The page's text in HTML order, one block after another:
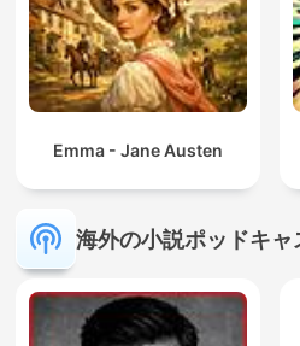
Emma - Jane Austen
海外の小説ポッドキャ